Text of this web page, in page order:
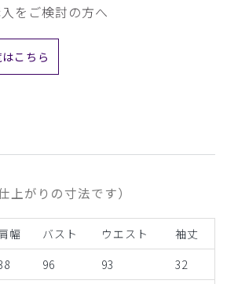
をご検討の方へ
こちら
仕上がりの寸法です）
幅 バスト ウエスト
袖丈
96 93
32